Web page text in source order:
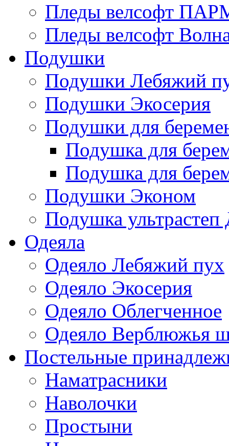
Пледы велсофт
Пледы велсофт
Подушки
Подушки Лебяжий
Подушки Экосерия
Подушки для
Подушка для
Подушка для
Подушки Эконом
Подушка ультрастеп
Одеяла
Одеяло Лебяжий пух
Одеяло Экосерия
Одеяло Облегченное
Одеяло Верблюжья
Постельные
Наматрасники
Наволочки
Простыни